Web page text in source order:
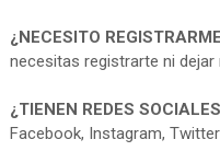
¿NECESITO
necesitas registrarte ni dejar
¿TIENEN REDES
Facebook, Instagram,